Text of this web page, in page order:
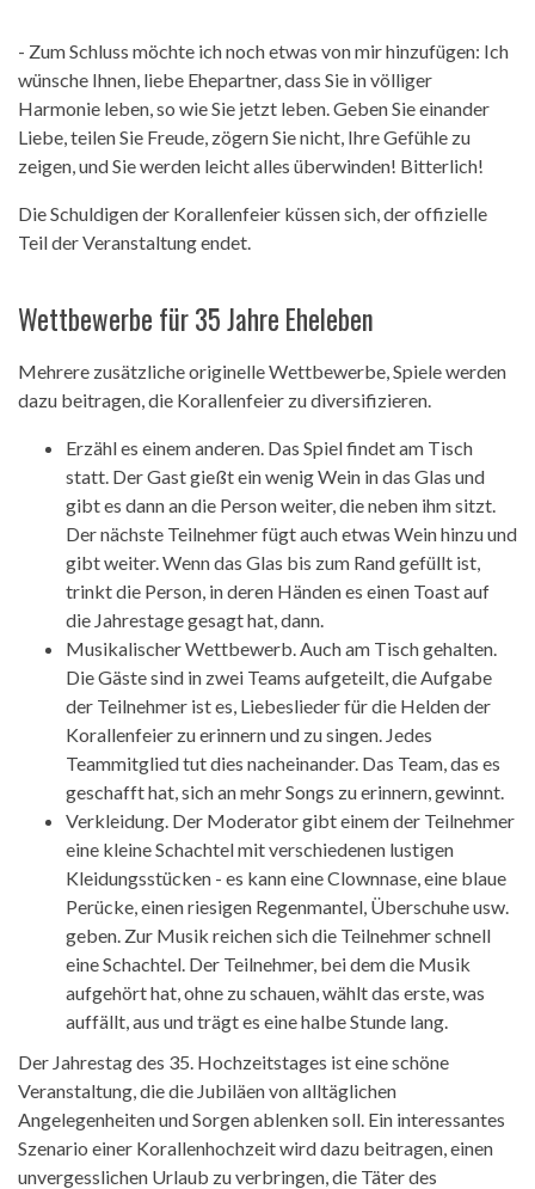
- Zum Schluss möchte ich noch etwas von mir hinzufügen: Ich
wünsche Ihnen, liebe Ehepartner, dass Sie in völliger
Harmonie leben, so wie Sie jetzt leben. Geben Sie einander
Liebe, teilen Sie Freude, zögern Sie nicht, Ihre Gefühle zu
zeigen, und Sie werden leicht alles überwinden! Bitterlich!
Die Schuldigen der Korallenfeier küssen sich, der offizielle
Teil der Veranstaltung endet.
Wettbewerbe für 35 Jahre Eheleben
Mehrere zusätzliche originelle Wettbewerbe, Spiele werden
dazu beitragen, die Korallenfeier zu diversifizieren.
Erzähl es einem anderen. Das Spiel findet am Tisch
statt. Der Gast gießt ein wenig Wein in das Glas und
gibt es dann an die Person weiter, die neben ihm sitzt.
Der nächste Teilnehmer fügt auch etwas Wein hinzu und
gibt weiter. Wenn das Glas bis zum Rand gefüllt ist,
trinkt die Person, in deren Händen es einen Toast auf
die Jahrestage gesagt hat, dann.
Musikalischer Wettbewerb. Auch am Tisch gehalten.
Die Gäste sind in zwei Teams aufgeteilt, die Aufgabe
der Teilnehmer ist es, Liebeslieder für die Helden der
Korallenfeier zu erinnern und zu singen. Jedes
Teammitglied tut dies nacheinander. Das Team, das es
geschafft hat, sich an mehr Songs zu erinnern, gewinnt.
Verkleidung. Der Moderator gibt einem der Teilnehmer
eine kleine Schachtel mit verschiedenen lustigen
Kleidungsstücken - es kann eine Clownnase, eine blaue
Perücke, einen riesigen Regenmantel, Überschuhe usw.
geben. Zur Musik reichen sich die Teilnehmer schnell
eine Schachtel. Der Teilnehmer, bei dem die Musik
aufgehört hat, ohne zu schauen, wählt das erste, was
auffällt, aus und trägt es eine halbe Stunde lang.
Der Jahrestag des 35. Hochzeitstages ist eine schöne
Veranstaltung, die die Jubiläen von alltäglichen
Angelegenheiten und Sorgen ablenken soll. Ein interessantes
Szenario einer Korallenhochzeit wird dazu beitragen, einen
unvergesslichen Urlaub zu verbringen, die Täter des